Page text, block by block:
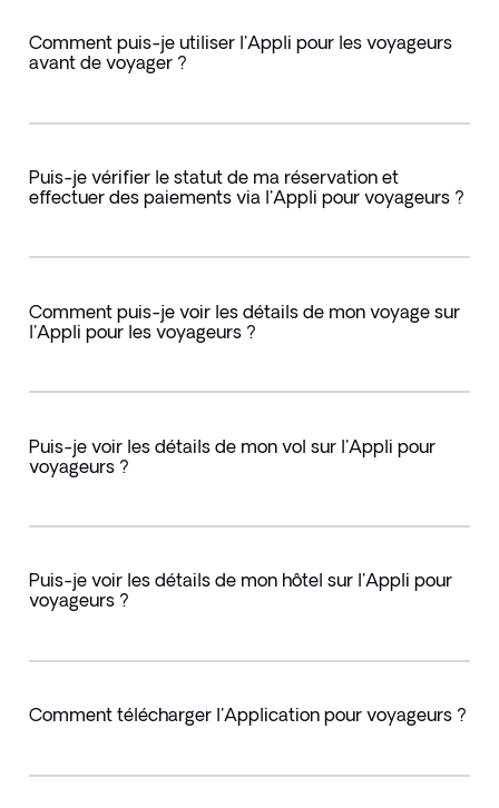
Comment puis-je utiliser l'Appli pour les voyageurs
avant de voyager ?
Puis-je vérifier le statut de ma réservation et
effectuer des paiements via l'Appli pour voyageurs ?
Comment puis-je voir les détails de mon voyage sur
l'Appli pour les voyageurs ?
Puis-je voir les détails de mon vol sur l'Appli pour
voyageurs ?
Puis-je voir les détails de mon hôtel sur l'Appli pour
voyageurs ?
Comment télécharger l'Application pour voyageurs ?